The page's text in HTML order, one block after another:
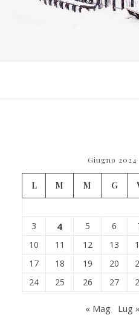
Giugno 2024
L M M G
3
4 5 6
10
11 12 13
17
18 19 20
24
25 26 27
« Mag Lug »